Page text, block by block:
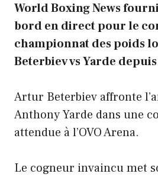
World Boxing News
bord en direct pour le
championnat des poids
Beterbiev vs Yarde
Artur Beterbiev affronte
Anthony Yarde dans une
attendue à l’OVO Arena.
Le cogneur invaincu met